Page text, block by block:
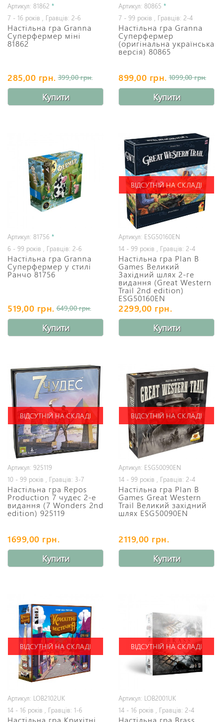
Артикул: 81862 *
7 - 16 років , Гравців: 2-6
Настільна гра Granna
Суперфермер міні
81862
285,00 грн. 399,00 грн.
Купити
Артикул: 80865 *
7 - 99 років , Гравців: 2-4
Настільна гра Granna
Суперфермер
(оригінальна українська
версія) 80865
899,00 грн. 1099,00 грн.
Купити
Артикул: 81756 *
6 - 99 років , Гравців: 2-6
Настільна гра Granna
Суперфермер у стилі
Ранчо 81756
519,00 грн. 649,00 грн.
Купити
ВІДСУТНІЙ НА СКЛАДІ
Артикул: ESG50160EN
14 - 99 років , Гравців: 2-4
Настільна гра Plan B
Games Великий
Західний шлях 2-ге
видання (Great Western
Trail 2nd edition)
ESG50160EN
2299,00 грн.
Купити
ВІДСУТНІЙ НА СКЛАДІ
Артикул: 925119
10 - 99 років , Гравців: 3-7
Настільна гра Repos
Production 7 чудес 2-е
видання (7 Wonders 2nd
edition) 925119
1699,00 грн.
Купити
ВІДСУТНІЙ НА СКЛАДІ
Артикул: ESG50090EN
14 - 99 років , Гравців: 2-4
Настільна гра Plan B
Games Great Western
Trail Великий західний
шлях ESG50090EN
2119,00 грн.
Купити
ВІДСУТНІЙ НА СКЛАДІ
Артикул: LOB2102UK
14 - 16 років , Гравців: 1-6
ВІДСУТНІЙ НА СКЛАДІ
Артикул: LOB2001UK
14 - 16 років , Гравців: 2-4